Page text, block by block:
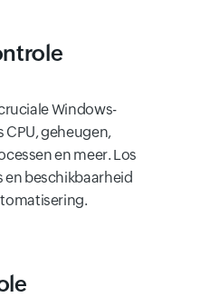
Windows-
geheugen,
en meer. Los
beschikbaarheid